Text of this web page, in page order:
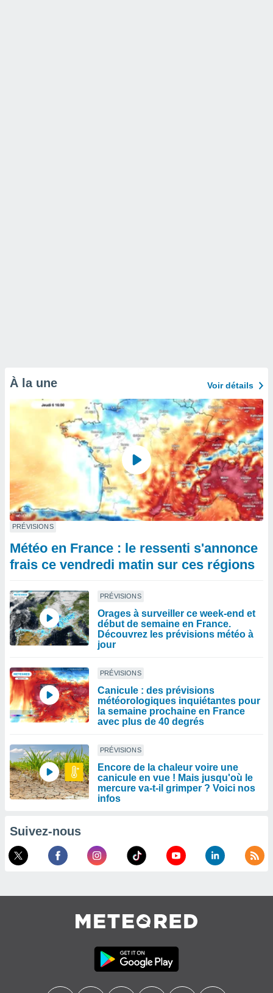
À la une Voir détails
PRÉVISIONS
Météo en France : le ressenti s'annonce
frais ce vendredi matin sur ces régions
PRÉVISIONS
Orages à surveiller ce week-end et
début de semaine en France.
Découvrez les prévisions météo à
jour
PRÉVISIONS
Canicule : des prévisions
météorologiques inquiétantes pour
la semaine prochaine en France
avec plus de 40 degrés
PRÉVISIONS
Encore de la chaleur voire une
canicule en vue ! Mais jusqu'où le
mercure va-t-il grimper ? Voici nos
infos
Suivez-nous